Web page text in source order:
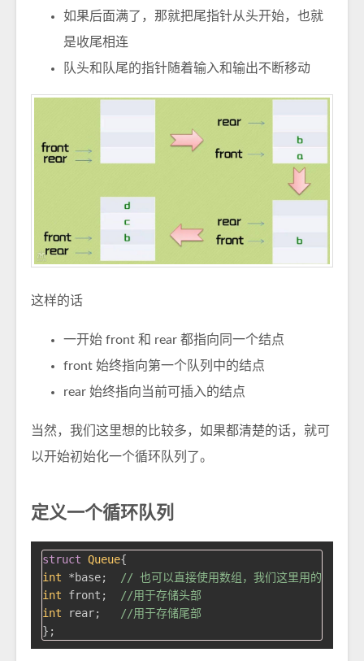
如果后面满了，那就把尾指针从头开始，也就
是收尾相连
队头和队尾的指针随着输入和输出不断移动
这样的话
一开始 front 和 rear 都指向同一个结点
front 始终指向第一个队列中的结点
rear 始终指向当前可插入的结点
当然，我们这里想的比较多，如果都清楚的话，就可
以开始初始化一个循环队列了。
定义一个循环队列
struct Queue{
int *base;
// 也可以直接使用数组，我们这里用的是基地
int front;
//用于存储头部
int rear;
//用于存储尾部